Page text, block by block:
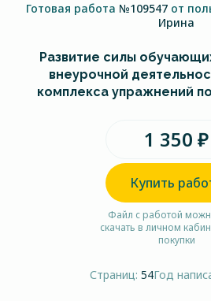
Готовая работа №109547 от
Ирина
Развитие силы
внеурочной
комплекса упражнений
1 350 ₽
Купить
Файл с работой
скачать в личном
покупки
Страниц: 54Год